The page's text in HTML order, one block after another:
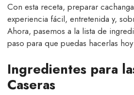
Con esta receta, preparar
experiencia fácil, entretenida y,
Ahora, pasemos a la lista de
paso para que puedas hacerlas
Ingredientes para
Caseras